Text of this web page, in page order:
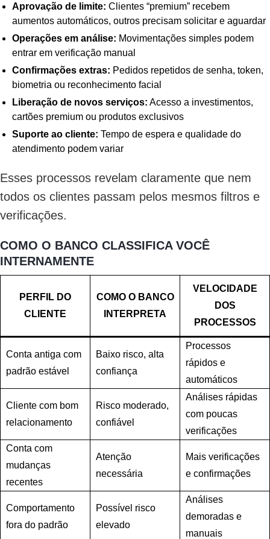
Aprovação de limite: Clientes “premium” recebem
aumentos automáticos, outros precisam solicitar e aguardar
Operações em análise: Movimentações simples podem
entrar em verificação manual
Confirmações extras: Pedidos repetidos de senha, token,
biometria ou reconhecimento facial
Liberação de novos serviços: Acesso a investimentos,
cartões premium ou produtos exclusivos
Suporte ao cliente: Tempo de espera e qualidade do
atendimento podem variar
Esses processos revelam claramente que nem
todos os clientes passam pelos mesmos filtros e
verificações.
COMO O BANCO CLASSIFICA VOCÊ
INTERNAMENTE
PERFIL DO
CLIENTE
COMO O BANCO
INTERPRETA
VELOCIDADE
DOS
PROCESSOS
Conta antiga com
padrão estável
Baixo risco, alta
confiança
Processos
rápidos e
automáticos
Cliente com bom
relacionamento
Risco moderado,
confiável
Análises rápidas
com poucas
verificações
Conta com
mudanças
recentes
Atenção
necessária
Mais verificações
e confirmações
Comportamento
fora do padrão
Possível risco
elevado
Análises
demoradas e
manuais